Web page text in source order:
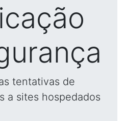
tentativas de
a sites hospedados